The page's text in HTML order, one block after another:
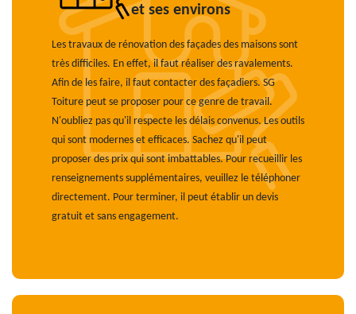
et ses environs
Les travaux de rénovation des façades des maisons sont
très difficiles. En effet, il faut réaliser des ravalements.
Afin de les faire, il faut contacter des façadiers. SG
Toiture peut se proposer pour ce genre de travail.
N'oubliez pas qu'il respecte les délais convenus. Les outils
qui sont modernes et efficaces. Sachez qu'il peut
proposer des prix qui sont imbattables. Pour recueillir les
renseignements supplémentaires, veuillez le téléphoner
directement. Pour terminer, il peut établir un devis
gratuit et sans engagement.